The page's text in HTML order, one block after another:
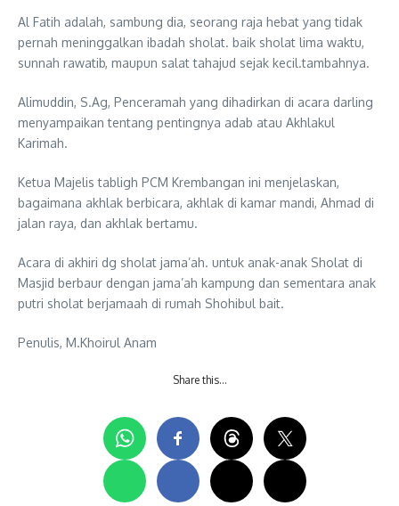
Al Fatih adalah, sambung dia, seorang raja hebat yang tidak
pernah meninggalkan ibadah sholat. baik sholat lima waktu,
sunnah rawatib, maupun salat tahajud sejak kecil.tambahnya.
Alimuddin, S.Ag, Penceramah yang dihadirkan di acara darling
menyampaikan tentang pentingnya adab atau Akhlakul
Karimah.
Ketua Majelis tabligh PCM Krembangan ini menjelaskan,
bagaimana akhlak berbicara, akhlak di kamar mandi, Ahmad di
jalan raya, dan akhlak bertamu.
Acara di akhiri dg sholat jama’ah. untuk anak-anak Sholat di
Masjid berbaur dengan jama’ah kampung dan sementara anak
putri sholat berjamaah di rumah Shohibul bait.
Penulis, M.Khoirul Anam
Share this…